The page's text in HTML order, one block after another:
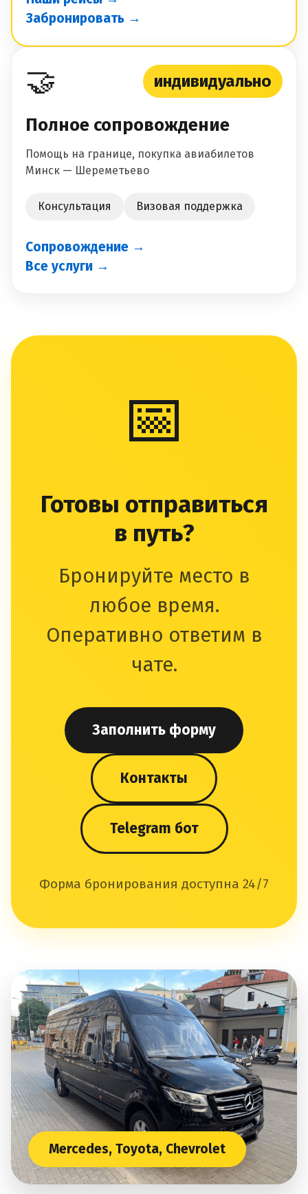
Забронировать →
🤝 индивидуально
Полное сопровождение
Помощь на границе, покупка авиабилетов
Минск — Шереметьево
Консультация Визовая поддержка
Сопровождение →
Все услуги →
📅
Готовы отправиться
в путь?
Бронируйте место в
любое время.
Оперативно ответим в
чате.
Заполнить форму
Контакты
Telegram бот
Форма бронирования доступна 24/7
Mercedes, Toyota, Chevrolet